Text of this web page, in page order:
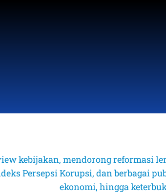
kebijakan, mendorong reformasi
Persepsi Korupsi, dan berbagai
ekonomi, hingga